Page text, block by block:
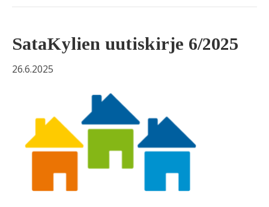
SataKylien uutiskirje 6/2025
26.6.2025